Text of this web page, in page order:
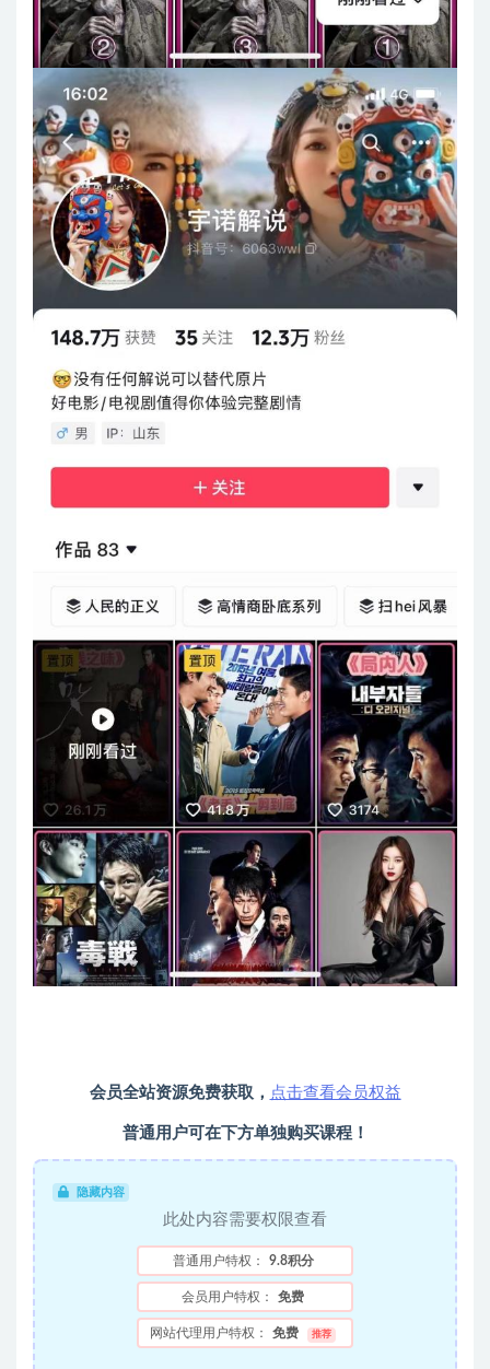
会员全站资源免费获取， 点击查看会员权益
普通用户可在下方单独购买课程！
隐藏内容
此处内容需要权限查看
普通用户特权： 9.8积分
会员用户特权： 免费
网站代理用户特权： 免费 推荐